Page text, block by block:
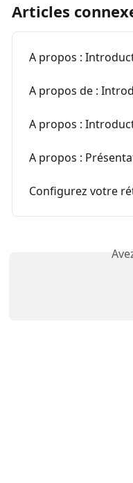
Articles
A propos :
A propos de :
A propos :
A propos :
Configurez votre